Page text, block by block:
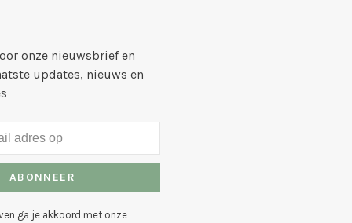
onze nieuwsbrief en
updates, nieuws en
ABONNEER
ga je akkoord met onze